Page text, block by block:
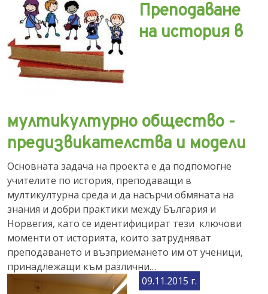
Преподаване
на история в
мултикултурно общество -
предизвикателства и модели
Основната задача на проекта е да подпомогне
учителите по история, преподаващи в
мултикултурна среда и да насърчи обмяната на
знания и добри практики между България и
Норвегия, като се идентифицират тези ключови
моменти от историята, които затрудняват
преподаването и възприемането им от ученици,
принадлежащи към различни…
09.11.2015 г.